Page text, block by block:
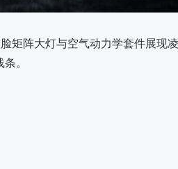
阵大灯与空气动力学套件展现
。